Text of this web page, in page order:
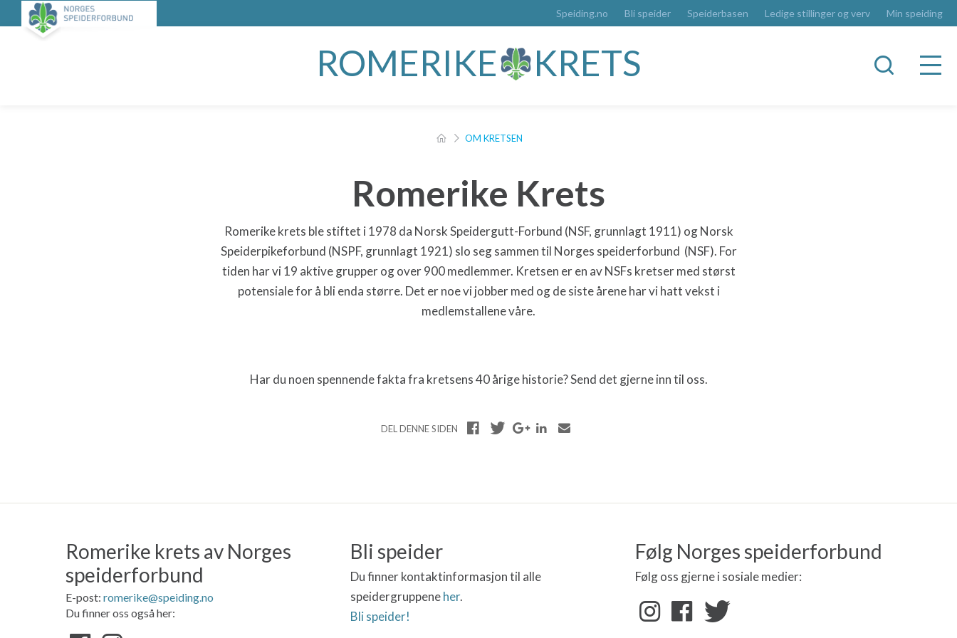
Speiding.no Bli speider Speiderbasen Ledige stillinger og verv Min speiding
ROMERIKE KRETS
OM KRETSEN
Romerike Krets
Romerike krets ble stiftet i 1978 da Norsk Speidergutt-Forbund (NSF, grunnlagt 1911) og Norsk
Speiderpikeforbund (NSPF, grunnlagt 1921) slo seg sammen til Norges speiderforbund (NSF). For
tiden har vi 19 aktive grupper og over 900 medlemmer. Kretsen er en av NSFs kretser med størst
potensiale for å bli enda større. Det er noe vi jobber med og de siste årene har vi hatt vekst i
medlemstallene våre.
Har du noen spennende fakta fra kretsens 40 årige historie? Send det gjerne inn til oss.
DEL DENNE SIDEN
Romerike krets av Norges
speiderforbund
E-post: romerike@speiding.no
Du finner oss også her:
Bli speider
Du finner kontaktinformasjon til alle
speidergruppeneher.
Bli speider!
Følg Norges speiderforbund
Følg oss gjerne i sosiale medier: